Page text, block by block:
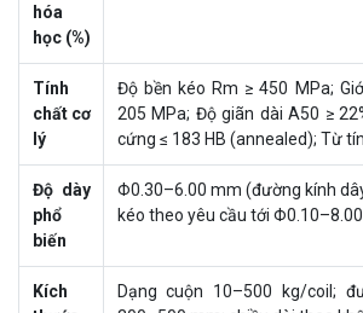
hóa
học (%)
Tính
chất cơ
lý
Độ bền kéo Rm ≥ 450 MPa;
205 MPa; Độ giãn dài A50 ≥
cứng ≤ 183 HB (annealed); Từ
Độ dày
phổ
biến
Φ0.30–6.00 mm (đường kính
kéo theo yêu cầu tới
Kích
Dạng cuộn 10–500 kg/coil;